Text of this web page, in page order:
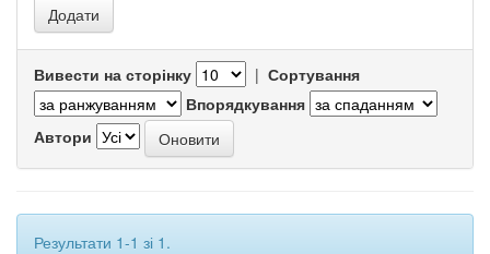
Вивести на сторінку | Сортування
Впорядкування
Автори
Результати 1-1 зі 1.